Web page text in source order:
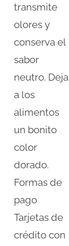
transmite
olores y
conserva el
sabor
neutro. Deja
a los
alimentos
un bonito
color
dorado.
Formas de
pago
Tarjetas de
crédito con